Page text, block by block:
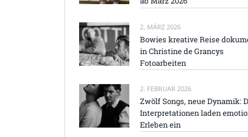
2. MÄRZ 2026
Bowies kreative Reise
in Christine de Grancys
Fotoarbeiten
2. FEBRUAR 2026
Zwölf Songs, neue Dynamik:
Interpretationen laden
Erleben ein